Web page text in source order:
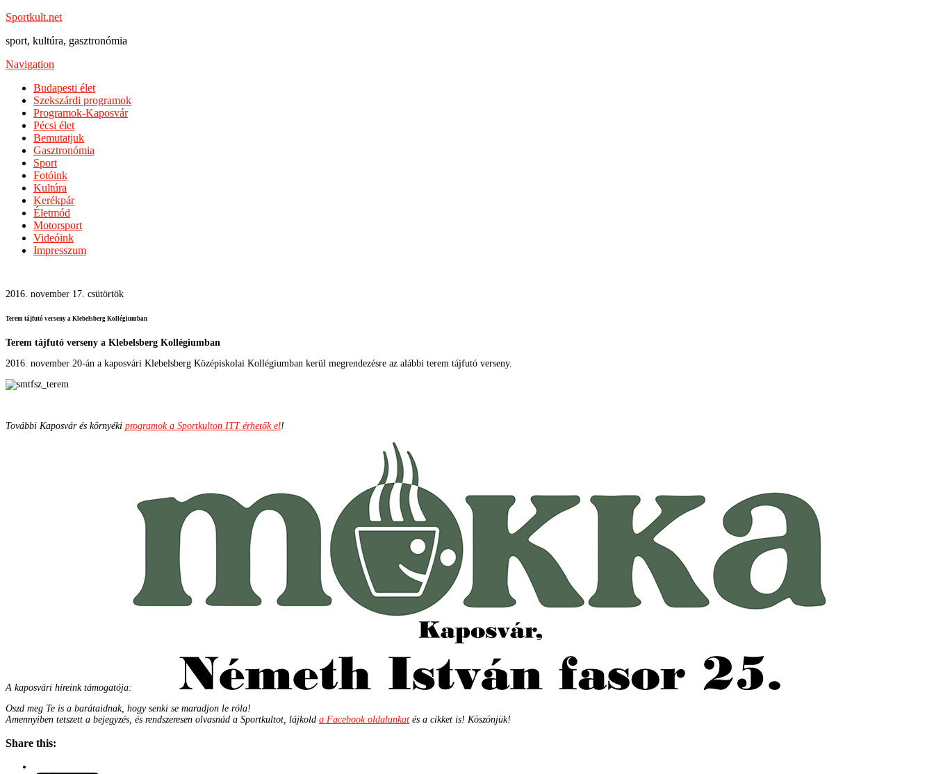
Sportkult.net
sport, kultúra, gasztronómia
Navigation
Budapesti élet
Szekszárdi programok
Programok-Kaposvár
Pécsi élet
Bemutatjuk
Gasztronómia
Sport
Fotóink
Kultúra
Kerékpár
Életmód
Motorsport
Videóink
Impresszum
2016. november 17. csütörtök
Terem tájfutó verseny a Klebelsberg Kollégiumban
Terem tájfutó verseny a Klebelsberg Kollégiumban
2016. november 20-án a kaposvári Klebelsberg Középiskolai Kollégiumban kerül megrendezésre az alábbi terem tájfutó verseny.
További Kaposvár és környéki programok a Sportkulton ITT érhetők el!
A kaposvári híreink támogatója:
Oszd meg Te is a barátaidnak, hogy senki se maradjon le róla!
Amennyiben tetszett a bejegyzés, és rendszeresen olvasnád a Sportkultot, lájkold a Facebook oldalunkat és a cikket is! Köszönjük!
Share this: